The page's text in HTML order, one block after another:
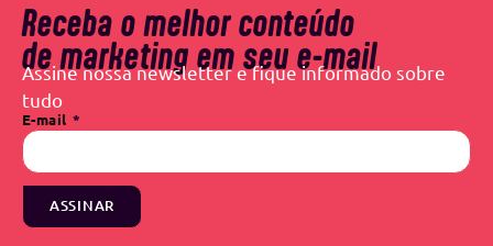
Receba o melhor conteúdo
de marketing em seu e-mail
Assine nossa newsletter e fique informado sobre
tudo
E-mail
ASSINAR